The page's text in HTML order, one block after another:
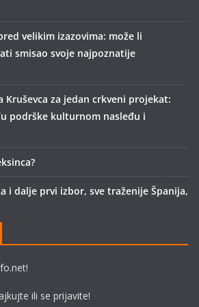
velikim izazovima: može li
smisao svoje najpoznatije
Kruševca za jedan crkveni projekat:
podrške kulturnom nasleđu i
i dalje prvi izbor, sve traženije Španija,
ili se prijavite!